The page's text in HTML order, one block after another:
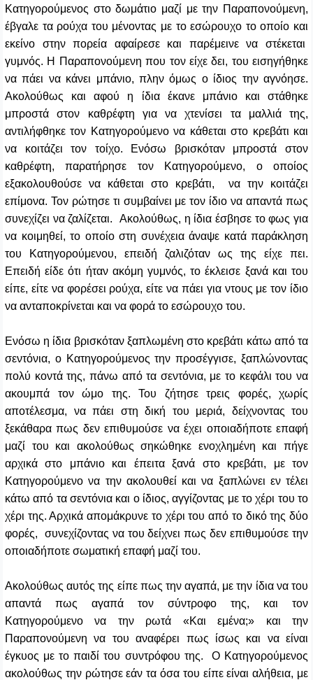
Κατηγορούμενος στο δωμάτιο μαζί με την Παραπονούμενη,
έβγαλε τα ρούχα του μένοντας με το εσώρουχο το οποίο και
εκείνο στην πορεία αφαίρεσε και παρέμεινε να στέκεται
γυμνός. Η Παραπονούμενη που τον είχε δει, του εισηγήθηκε
να πάει να κάνει μπάνιο, πλην όμως ο ίδιος την αγνόησε.
Ακολούθως και αφού η ίδια έκανε μπάνιο και στάθηκε
μπροστά στον καθρέφτη για να χτενίσει τα μαλλιά της,
αντιλήφθηκε τον Κατηγορούμενο να κάθεται στο κρεβάτι και
να κοιτάζει τον τοίχο. Ενόσω βρισκόταν μπροστά στον
καθρέφτη, παρατήρησε τον Κατηγορούμενο, ο οποίος
εξακολουθούσε να κάθεται στο κρεβάτι, να την κοιτάζει
επίμονα. Τον ρώτησε τι συμβαίνει με τον ίδιο να απαντά πως
συνεχίζει να ζαλίζεται. Ακολούθως, η ίδια έσβησε το φως για
να κοιμηθεί, το οποίο στη συνέχεια άναψε κατά παράκληση
του Κατηγορούμενου, επειδή ζαλιζόταν ως της είχε πει.
Επειδή είδε ότι ήταν ακόμη γυμνός, το έκλεισε ξανά και του
είπε, είτε να φορέσει ρούχα, είτε να πάει για ντους με τον ίδιο
να ανταποκρίνεται και να φορά το εσώρουχο του.
Ενόσω η ίδια βρισκόταν ξαπλωμένη στο κρεβάτι κάτω από τα
σεντόνια, ο Κατηγορούμενος την προσέγγισε, ξαπλώνοντας
πολύ κοντά της, πάνω από τα σεντόνια, με το κεφάλι του να
ακουμπά τον ώμο της. Του ζήτησε τρεις φορές, χωρίς
αποτέλεσμα, να πάει στη δική του μεριά, δείχνοντας του
ξεκάθαρα πως δεν επιθυμούσε να έχει οποιαδήποτε επαφή
μαζί του και ακολούθως σηκώθηκε ενοχλημένη και πήγε
αρχικά στο μπάνιο και έπειτα ξανά στο κρεβάτι, με τον
Κατηγορούμενο να την ακολουθεί και να ξαπλώνει εν τέλει
κάτω από τα σεντόνια και ο ίδιος, αγγίζοντας με το χέρι του το
χέρι της. Αρχικά απομάκρυνε το χέρι του από το δικό της δύο
φορές, συνεχίζοντας να του δείχνει πως δεν επιθυμούσε την
οποιαδήποτε σωματική επαφή μαζί του.
Ακολούθως αυτός της είπε πως την αγαπά, με την ίδια να του
απαντά πως αγαπά τον σύντροφο της, και τον
Κατηγορούμενο να την ρωτά «Και εμένα;» και την
Παραπονούμενη να του αναφέρει πως ίσως και να είναι
έγκυος με το παιδί του συντρόφου της. Ο Κατηγορούμενος
ακολούθως την ρώτησε εάν τα όσα του είπε είναι αλήθεια, με